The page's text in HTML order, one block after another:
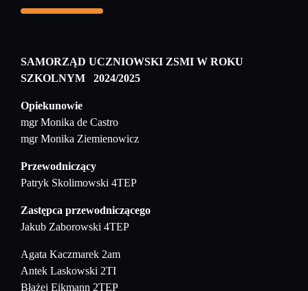
SAMORZĄD UCZNIOWSKI ZSMI W ROKU
SZKOLNYM 2024/2025
Opiekunowie
mgr Monika de Castro
mgr Monika Ziemienowicz
Przewodniczący
Patryk Skolimowski 4TEP
Zastępca przewodniczącego
Jakub Zaborowski 4TEP
Agata Kaczmarek 2am
Antek Laskowski 2TI
Błażej Eikmann 2TEP